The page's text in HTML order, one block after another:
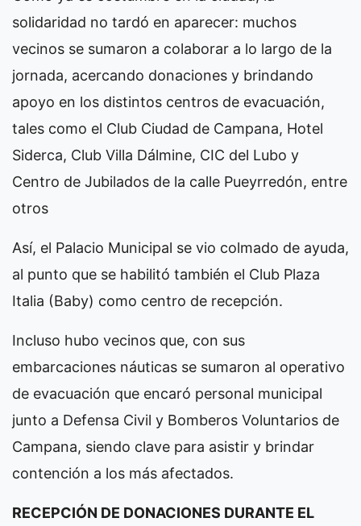
solidaridad no tardó en aparecer: muchos
vecinos se sumaron a colaborar a lo largo de la
jornada, acercando donaciones y brindando
apoyo en los distintos centros de evacuación,
tales como el Club Ciudad de Campana, Hotel
Siderca, Club Villa Dálmine, CIC del Lubo y
Centro de Jubilados de la calle Pueyrredón, entre
otros
Así, el Palacio Municipal se vio colmado de ayuda,
al punto que se habilitó también el Club Plaza
Italia (Baby) como centro de recepción.
Incluso hubo vecinos que, con sus
embarcaciones náuticas se sumaron al operativo
de evacuación que encaró personal municipal
junto a Defensa Civil y Bomberos Voluntarios de
Campana, siendo clave para asistir y brindar
contención a los más afectados.
RECEPCIÓN DE DONACIONES DURANTE EL